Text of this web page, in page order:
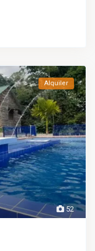
52
Alquiler